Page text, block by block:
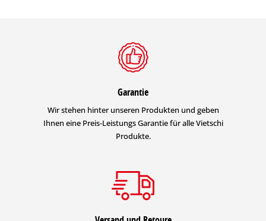
Garantie
Wir stehen hinter unseren Produkten und geben
Ihnen eine Preis-Leistungs Garantie für alle Vietschi
Produkte.